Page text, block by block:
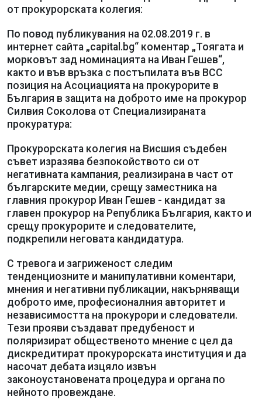
от прокурорската колегия:
По повод публикувания на 02.08.2019 г. в
интернет сайта „capital.bg“ коментар „Тоягата и
морковът зад номинацията на Иван Гешев“,
както и във връзка с постъпилата във ВСС
позиция на Асоциацията на прокурорите в
България в защита на доброто име на прокурор
Силвия Соколова от Специализираната
прокуратура:
Прокурорската колегия на Висшия съдебен
съвет изразява безпокойството си от
негативната кампания, реализирана в част от
българските медии, срещу заместника на
главния прокурор Иван Гешев - кандидат за
главен прокурор на Република България, както и
срещу прокурорите и следователите,
подкрепили неговата кандидатура.
С тревога и загриженост следим
тенденциозните и манипулативни коментари,
мнения и негативни публикации, накърняващи
доброто име, професионалния авторитет и
независимостта на прокурори и следователи.
Тези прояви създават предубеност и
поляризират общественото мнение с цел да
дискредитират прокурорската институция и да
насочат дебата изцяло извън
законоустановената процедура и органа по
нейното провеждане.